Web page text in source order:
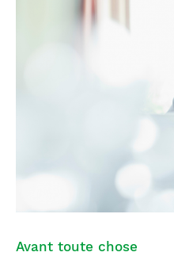
Avant toute chose